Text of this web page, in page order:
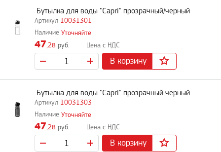
10031301
Бутылка для воды "Capri" прозрачный/черный
Уточняйте
47,28 руб.
В корзину
10031303
Бутылка для воды "Capri" прозрачный черный
Уточняйте
47,28 руб.
В корзину